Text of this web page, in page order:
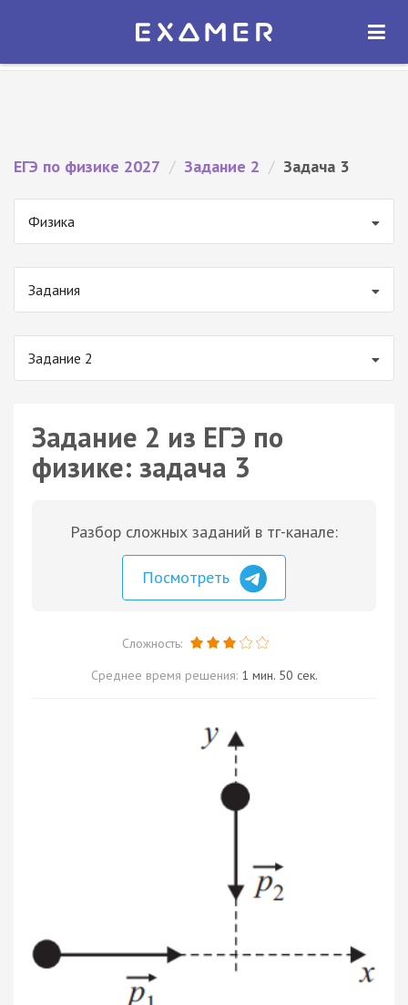
Экзамер — ЕГЭ 2027
ОТКРЫТЬ
ЕГЭ по физике 2027 / Задание 2 / Задача 3
Физика
Задания
Задание 2
Задание 2 из ЕГЭ по
физике: задача 3
Разбор сложных заданий в тг-канале:
Посмотреть
Сложность:
Среднее время решения: 1 мин. 50 сек.